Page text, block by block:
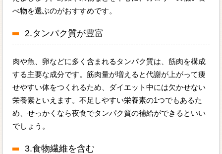
べ物を選ぶのがおすすめです。
2.タンパク質が豊富
肉や魚、卵などに多く含まれるタンパク質は、筋肉を構成
する主要な成分です。筋肉量が増えると代謝が上がって痩
せやすい体をつくれるため、ダイエット中には欠かせない
栄養素といえます。不足しやすい栄養素の1つでもあるた
め、せっかくなら夜食でタンパク質の補給ができるといい
でしょう。
3.食物繊維を含む